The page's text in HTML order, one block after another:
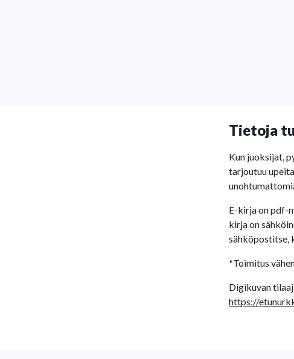
Tietoja
Kun juoksijat,
tarjoutuu
E-kirja on pdf-
kirja on
sähköpostitse,
*Toimitus
Digikuvan
https://